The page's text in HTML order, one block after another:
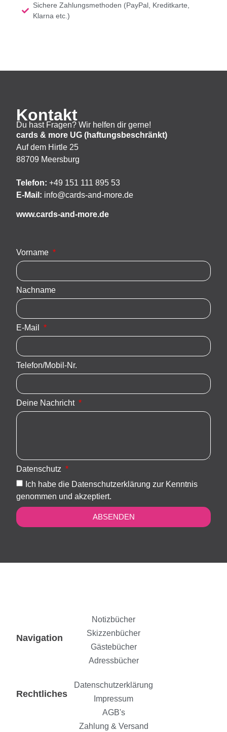
Sichere Zahlungsmethoden (PayPal, Kreditkarte,
Klarna etc.)
Kontakt
Du hast Fragen? Wir helfen dir gerne!
cards & more UG (haftungsbeschränkt)
Auf dem Hirtle 25
88709 Meersburg
Telefon:+49 151 111 895 53
E-Mail: info@cards-and-more.de
www.cards-and-more.de
Vorname
Nachname
E-Mail
Telefon/Mobil-Nr.
Deine Nachricht
Datenschutz
Ich habe die Datenschutzerklärung zur Kenntnis
genommen und akzeptiert.
ABSENDEN
Navigation
Notizbücher
Skizzenbücher
Gästebücher
Adressbücher
Rechtliches
Datenschutzerklärung
Impressum
AGB's
Zahlung & Versand